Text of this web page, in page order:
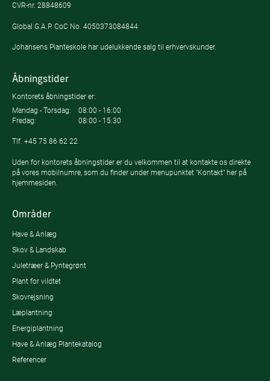
CVR-nr. 28848609
Global G.A.P. CoC No. 4050373084844
Johansens Planteskole har udelukkende salg til erhvervskunder.
Åbningstider
Kontorets åbningstider er:
Mandag - Torsdag:
08:00 - 16:00
Fredag:
08:00 - 15:30
Tlf. +45 75 86 62 22
Uden for kontorets åbningstider er du velkommen til at kontakte os direkte
på vores mobilnumre, som du finder under menupunktet "Kontakt" her på
hjemmesiden.
Områder
Have & Anlæg
Skov & Landskab
Juletræer & Pyntegrønt
Plant for vildtet
Skovrejsning
Læplantning
Energiplantning
Have & Anlæg Plantekatalog
Referencer